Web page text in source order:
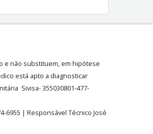
e não substituem, em hipótese
está apto a diagnosticar
Sivisa- 355030801-477-
6955 | Responsável Técnico José